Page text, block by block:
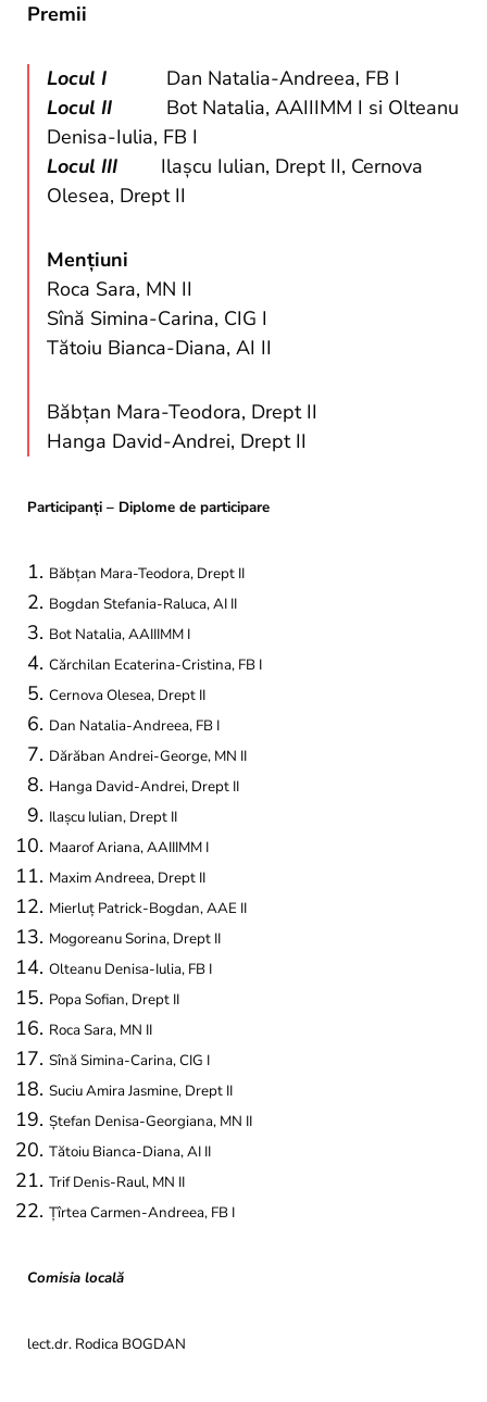
Premii
Locul I Dan Natalia-Andreea, FB I
Locul II Bot Natalia, AAIIIMM I si Olteanu
Denisa-Iulia, FB I
Locul III Ilașcu Iulian, Drept II, Cernova
Olesea, Drept II
Mențiuni
Roca Sara, MN II
Sînă Simina-Carina, CIG I
Tătoiu Bianca-Diana, AI II
Băbțan Mara-Teodora, Drept II
Hanga David-Andrei, Drept II
Participanți – Diplome de participare
Băbțan Mara-Teodora, Drept II
Bogdan Stefania-Raluca, AI II
Bot Natalia, AAIIIMM I
Cărchilan Ecaterina-Cristina, FB I
Cernova Olesea, Drept II
Dan Natalia-Andreea, FB I
Dărăban Andrei-George, MN II
Hanga David-Andrei, Drept II
Ilașcu Iulian, Drept II
Maarof Ariana, AAIIIMM I
Maxim Andreea, Drept II
Mierluț Patrick-Bogdan, AAE II
Mogoreanu Sorina, Drept II
Olteanu Denisa-Iulia, FB I
Popa Sofian, Drept II
Roca Sara, MN II
Sînă Simina-Carina, CIG I
Suciu Amira Jasmine, Drept II
Ștefan Denisa-Georgiana, MN II
Tătoiu Bianca-Diana, AI II
Trif Denis-Raul, MN II
Țîrtea Carmen-Andreea, FB I
Comisia locală
lect.dr. Rodica BOGDAN